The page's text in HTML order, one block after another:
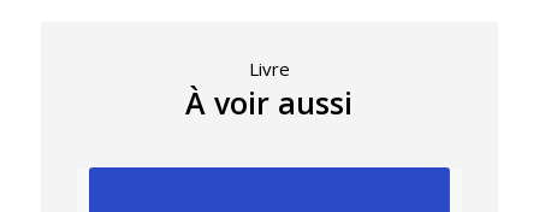
Livre
À voir aussi